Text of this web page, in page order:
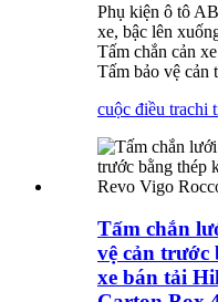
Phụ kiện ô tô
xe, bậc lên
Tấm chắn cản xe
Tấm bảo vệ cản
cuộc điều trachi
Tấm chắn
vệ cản trước
xe bán tải